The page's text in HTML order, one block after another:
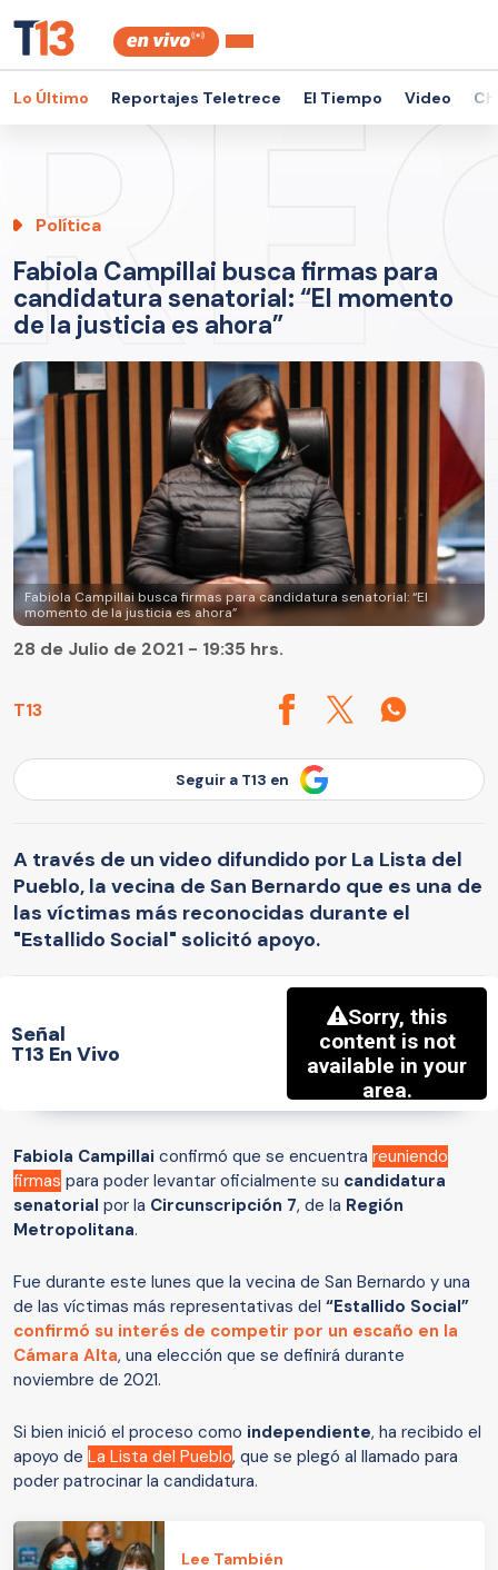
Lo Último Reportajes Teletrece El Tiempo Video
Política
Fabiola Campillai busca firmas para
candidatura senatorial: “El momento
de la justicia es ahora”
Fabiola Campillai busca firmas para candidatura senatorial: “El
momento de la justicia es ahora”
T13
28 de Julio de 2021 - 19:35 hrs.
Seguir a T13 en
A través de un video difundido por La Lista del
Pueblo, la vecina de San Bernardo que es una de
las víctimas más reconocidas durante el
"Estallido Social" solicitó apoyo.
Señal
T13 En Vivo
Fabiola Campillai confirmó que se encuentra reuniendo
firmas para poder levantar oficialmente su candidatura
senatorial por la Circunscripción 7, de la Región
Metropolitana.
Fue durante este lunes que la vecina de San Bernardo y una
de las víctimas más representativas del “Estallido Social”
confirmó su interés de competir por un escaño en la
Cámara Alta, una elección que se definirá durante
noviembre de 2021.
Si bien inició el proceso como independiente, ha recibido el
apoyo de La Lista del Pueblo, que se plegó al llamado para
poder patrocinar la candidatura.
Lee También